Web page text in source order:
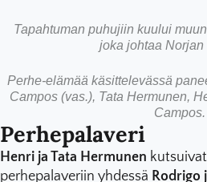
Tapahtuman puhujiin kuului
joka johtaa Norjan
Perhe-elämää käsittelevässä
Campos (vas.), Tata Hermunen,
Campos.
Perhepalaveri
Henri ja Tata Hermunen
perhepalaveriin yhdessä Rodrigo